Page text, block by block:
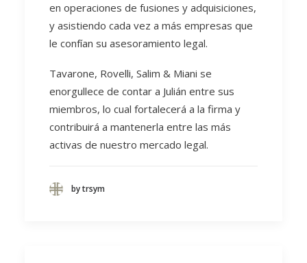
en operaciones de fusiones y adquisiciones,
y asistiendo cada vez a más empresas que
le confían su asesoramiento legal.
Tavarone, Rovelli, Salim & Miani se
enorgullece de contar a Julián entre sus
miembros, lo cual fortalecerá a la firma y
contribuirá a mantenerla entre las más
activas de nuestro mercado legal.
by trsym